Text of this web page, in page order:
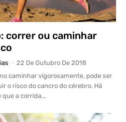
correr ou caminhar
- 22 De Outubro De 2018
caminhar vigorosamente, pode ser
risco do cancro do cérebro. Há
a corrida...